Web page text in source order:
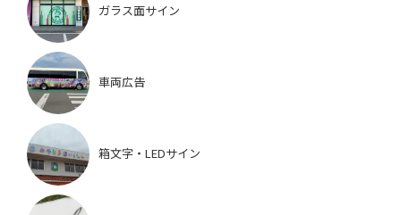
ガラス面サイン
車両広告
箱文字・LEDサイン